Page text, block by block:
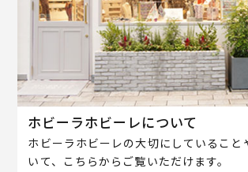
ホビーラホビーレについて
ホビーラホビーレの大切にしていること
いて、こちらからご覧いただけます。